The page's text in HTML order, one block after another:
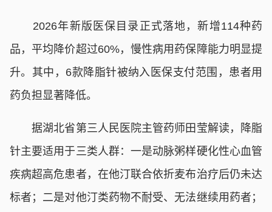
2026年新版医保目录正式落地，新增114种药
品，平均降价超过60%，慢性病用药保障能力明显提
升。其中，6款降脂针被纳入医保支付范围，患者用
药负担显著降低。
据湖北省第三人民医院主管药师田莹解读，降脂
针主要适用于三类人群：一是动脉粥样硬化性心血管
疾病超高危患者，在他汀联合依折麦布治疗后仍未达
标者；二是对他汀类药物不耐受、无法继续用药者；